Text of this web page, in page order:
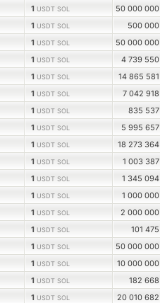
1 USDT SOL 50 000 000
1 USDT SOL 500 000
1 USDT SOL 50 000 000
1 USDT SOL 4 739 550
1 USDT SOL 14 865 581
1 USDT SOL 7 042 918
1 USDT SOL 835 537
1 USDT SOL 5 995 657
1 USDT SOL 18 273 364
1 USDT SOL 1 003 387
1 USDT SOL 1 345 094
1 USDT SOL 1 000 000
1 USDT SOL 2 000 000
1 USDT SOL 101 475
1 USDT SOL 50 000 000
1 USDT SOL 10 000 000
1 USDT SOL 182 668
1 USDT SOL 20 010 682